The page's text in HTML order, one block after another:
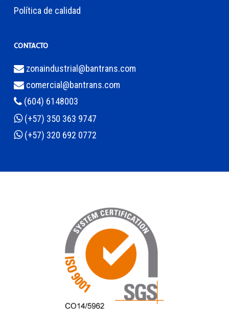
Política de calidad
CONTACTO
zonaindustrial@bantrans.com
comercial@bantrans.com
(604) 6148003
(+57) 350 363 9747
(+57) 320 692 0772